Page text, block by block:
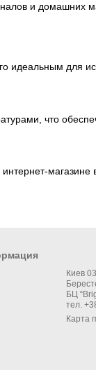
и домашних
идеальным для
что
магазине
Киев
БЦ
тел.
Карта